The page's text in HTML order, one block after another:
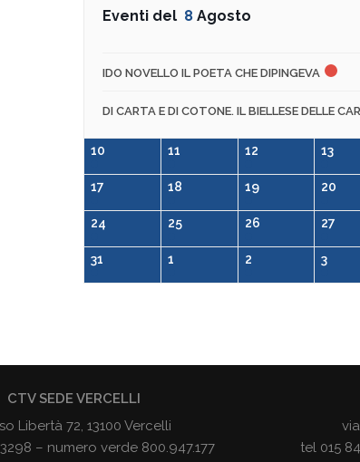
Eventi del 8 Agosto
IDO NOVELLO IL POETA CHE DIPINGEVA
DI CARTA E DI COTONE. IL BIELLESE DELLE
10 11 12 13
17 18 19 20
24 25 26 27
31 1 2 3
CTV SEDE VERCELLI
Libertà 72, 13100 Vercelli
– numero verde 800.947.177
tel 015